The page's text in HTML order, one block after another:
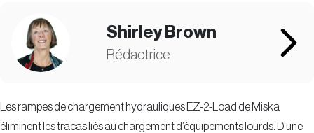
Shirley Brown
Rédactrice
Les rampes de chargement hydrauliques EZ-2-Load de Miska
éliminent les tracas liés au chargement d’équipements lourds. D’une